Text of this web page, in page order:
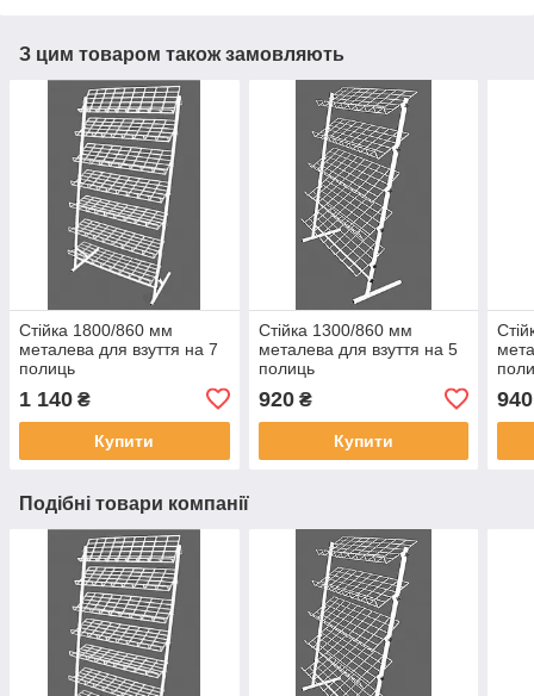
З цим товаром також замовляють
Стійка 1800/860 мм
металева для взуття на 7
полиць
1 140 ₴
Купити
Стійка 1300/860 мм
металева для взуття на 5
полиць
920₴
Купити
940
Подібні товари компанії